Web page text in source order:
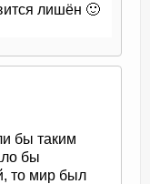
лишён 🙂
бы таким
бы
то мир был